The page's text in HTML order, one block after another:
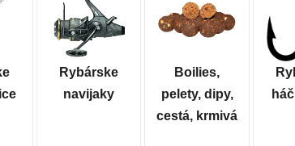
Rybárske
navijaky
Boilies,
pelety, dipy,
cestá, krmivá